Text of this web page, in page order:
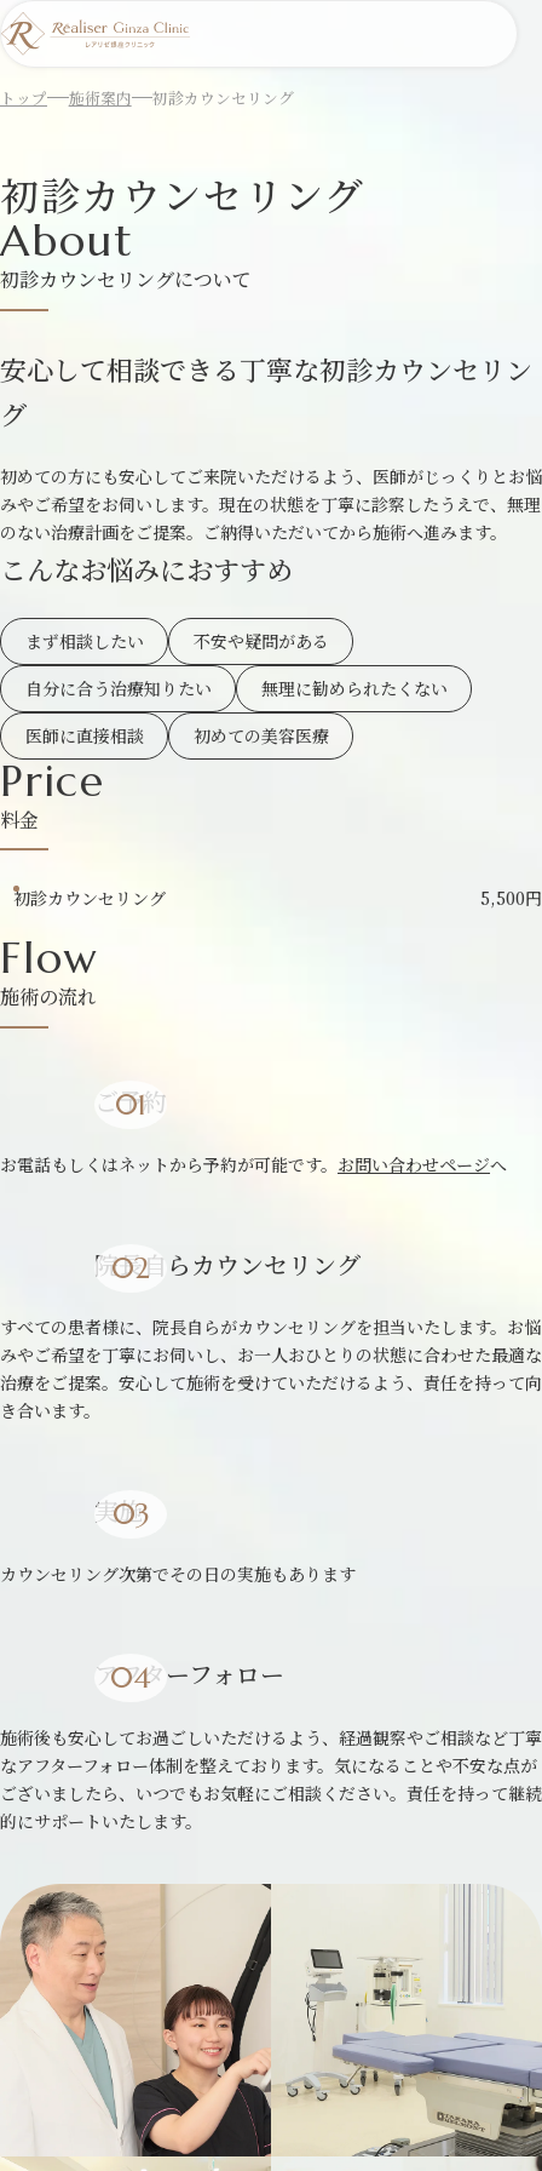
トップ 施術案内 初診カウンセリング
初診カウンセリング
About
初診カウンセリングについて
安心して相談できる丁寧な初診カウンセリン
グ
初めての方にも安心してご来院いただけるよう、医師がじっくりとお悩
みやご希望をお伺いします。現在の状態を丁寧に診察したうえで、無理
のない治療計画をご提案。ご納得いただいてから施術へ進みます。
こんなお悩みにおすすめ
まず相談したい
不安や疑問がある
自分に合う治療知りたい
無理に勧められたくない
医師に直接相談
初めての美容医療
Price
料金
初診カウンセリング 5,500円
Flow
施術の流れ
ご予約
お電話もしくはネットから予約が可能です。 お問い合わせページへ
院長自らカウンセリング
すべての患者様に、院長自らがカウンセリングを担当いたします。お悩
みやご希望を丁寧にお伺いし、お一人おひとりの状態に合わせた最適な
治療をご提案。安心して施術を受けていただけるよう、責任を持って向
き合います。
実施
カウンセリング次第でその日の実施もあります
アフターフォロー
施術後も安心してお過ごしいただけるよう、経過観察やご相談など丁寧
なアフターフォロー体制を整えております。気になることや不安な点が
ございましたら、いつでもお気軽にご相談ください。責任を持って継続
的にサポートいたします。